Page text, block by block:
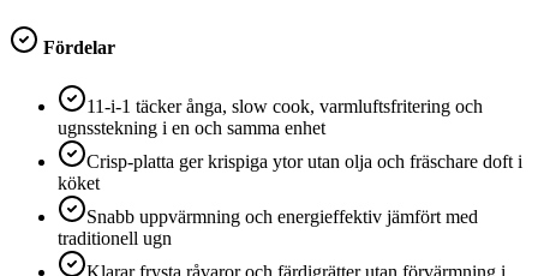
Fördelar
11-i-1 täcker ånga, slow cook, varmluftsfritering och
ugnsstekning i en och samma enhet
Crisp‑platta ger krispiga ytor utan olja och fräschare doft i
köket
Snabb uppvärmning och energieffektiv jämfört med
traditionell ugn